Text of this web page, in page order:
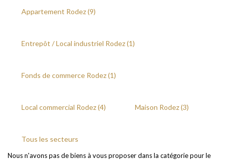
NOUS REJOINDRE
CONTACT
Rayon
Appartement Rodez (9)
Entrepôt / Local industriel Rodez (1)
Fonds de commerce Rodez (1)
Local commercial Rodez (4) Maison Rodez (3)
Tous les secteurs
Nous n'avons pas de biens à vous proposer dans la catégorie pour le